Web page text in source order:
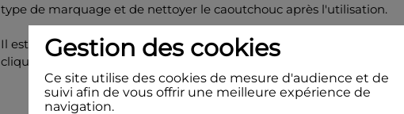
type de marquage et de nettoyer le caoutchouc après l'utilisation.
Il est tout-à-fait possible de graver des logos ou vos réalisations
cliquez ici pour un tampon ex-libris sur mesure.
Gestion des cookies
Ce site utilise des cookies de mesure d'audience et de
suivi afin de vous offrir une meilleure expérience de
navigation.